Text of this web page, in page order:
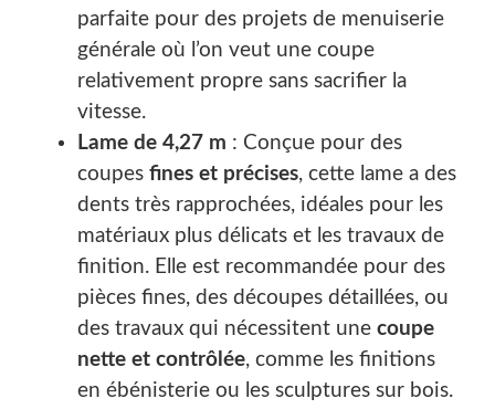
parfaite pour des projets de menuiserie
générale où l’on veut une coupe
relativement propre sans sacrifier la
vitesse.
Lame de 4,27 m : Conçue pour des
coupes fines et précises, cette lame a des
dents très rapprochées, idéales pour les
matériaux plus délicats et les travaux de
finition. Elle est recommandée pour des
pièces fines, des découpes détaillées, ou
des travaux qui nécessitent une coupe
nette et contrôlée, comme les finitions
en ébénisterie ou les sculptures sur bois.